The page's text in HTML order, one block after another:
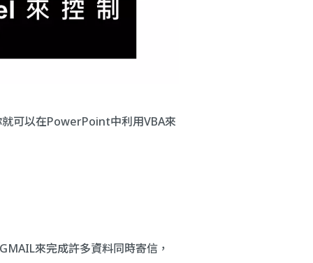
可以在PowerPoint中利用VBA來
來完成許多資料同時寄信，